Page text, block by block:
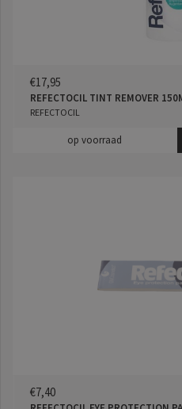
€17,95
REFECTOCIL TINT REMOVER
REFECTOCIL
op voorraad
€7,40